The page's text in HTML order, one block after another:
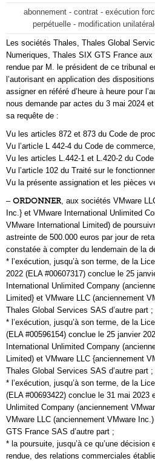
abonnement - contrat - exécution
perpétuelle - modification
Les sociétés Thales, Thales Global
Numeriques, Thales SIX GTS France aux
rendue par M. le président de ce tribunal
l’autorisant en application des
assigner en référé d’heure à heure pour
nous demande par actes du 3 mai 2024
sa requête de :
Vu les articles 872 et 873 du Code de
Vu l’article L 442-4 du Code de commerce,
Vu les articles L.442-1 et L.420-2 du
Vu l’article 102 du Traité sur le
Vu la présente assignation et les pièces
– ORDONNER, aux sociétés VMware
Inc.} et VMware International Unlimited
VMware International Limited) de
astreinte de 500.000 euros par jour de
constatée à compter du lendemain de la
* l’exécution, jusqu’à son terme, de la
2022 (ELA #00607317) conclue le 25
International Unlimited Company
Limited} et VMware LLC (anciennement
Thales Global Services SAS d’autre part ;
* l’exécution, jusqu’à son terme, de la
(ELA #00596154) conclue le 25 janvier
International Unlimited Company
Limited) et VMware LLC {anciennement
Thales Global Services SAS d’autre part ;
* l’exécution, jusqu’à son terme, de la
(ELA #00693422) conclue le 31 mai 2023
Unlimited Company (anciennement
VMware LLC (anciennement VMware
GTS France SAS d’autre part ;
* la poursuite, jusqu’à ce qu’une décision
rendue, des relations commerciales